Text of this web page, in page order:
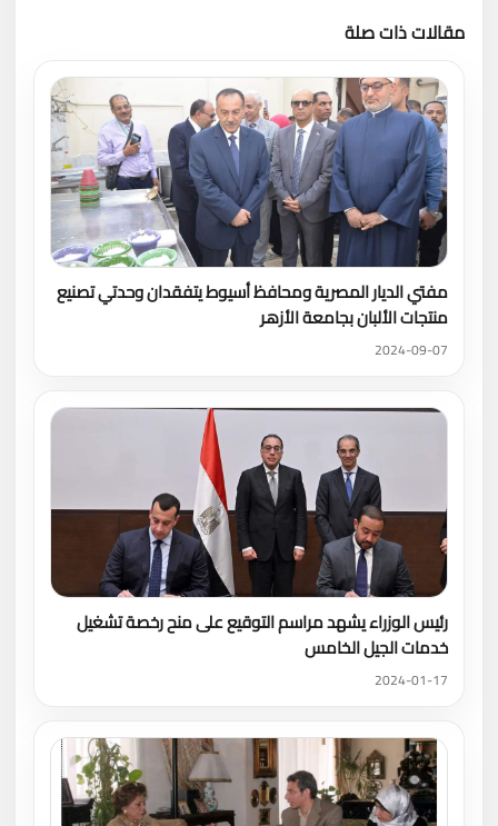
مقالات ذات صلة
مفتي الديار المصرية ومحافظ أسيوط يتفقدان وحدتي تصنيع
منتجات الألبان بجامعة الأزهر
2024-09-07
رئيس الوزراء يشهد مراسم التوقيع على منح رخصة تشغيل
خدمات الجيل الخامس
2024-01-17